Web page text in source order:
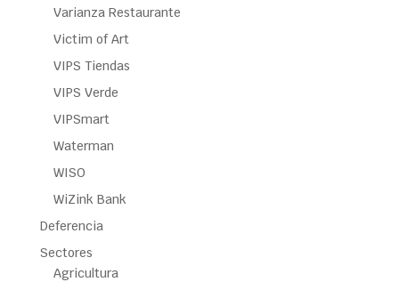
Varianza Restaurante
Victim of Art
VIPS Tiendas
VIPS Verde
VIPSmart
Waterman
WISO
WiZink Bank
Deferencia
Sectores
Agricultura